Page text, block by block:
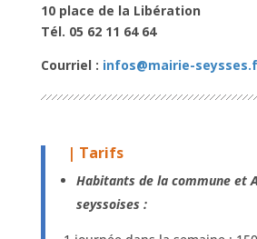
10 place de la Libération
Tél. 05 62 11 64 64
Courriel : infos@mairie-
| Tarifs
Habitants de la commune et
seyssoises :